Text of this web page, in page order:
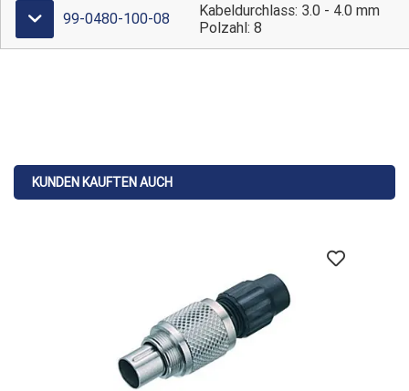
99-0480-100-08
Kabeldurchlass: 3.0 - 4.0 mm
Polzahl: 8
KUNDEN KAUFTEN AUCH